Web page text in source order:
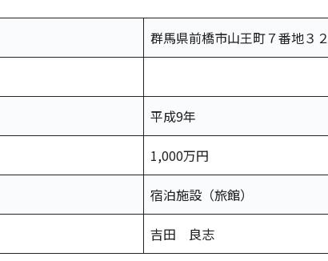
群馬県前橋市山王町７番地３２
平成9年
1,000万円
宿泊施設（旅館）
吉田 良志